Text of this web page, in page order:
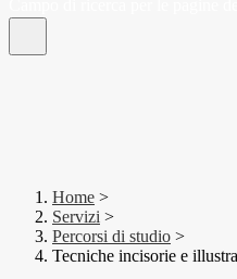
Home >
Servizi >
Percorsi di studio >
Tecniche incisorie e